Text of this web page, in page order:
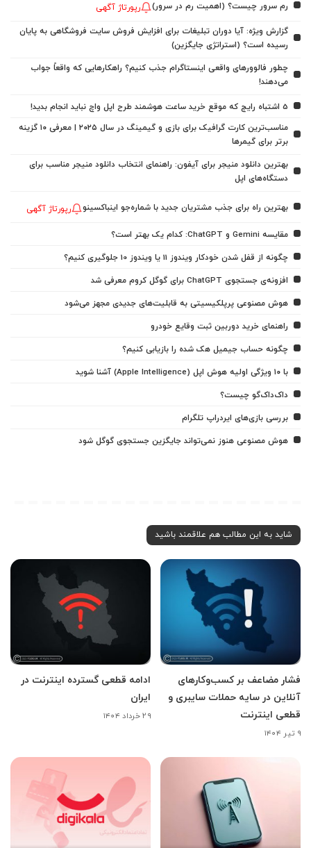
رم سرور چیست؟ (اهمیت رم در سرور) رپورتاژ آگهی
گزارش ویژه: آیا دوران تبلیغات برای افزایش فروش سایت فروشگاهی به پایان
رسیده است؟ (استراتژی جایگزین)
چطور فالوورهای واقعی اینستاگرام جذب کنیم؟ راهکارهایی که واقعاً جواب
می‌دهند!
5 اشتباه رایج که موقع خرید ساعت هوشمند طرح اپل واچ نباید انجام بدید!
مناسب‌ترین کارت گرافیک برای بازی و گیمینگ در سال ۲۰۲۵ | معرفی ۱۰ گزینه
برتر برای گیمرها
بهترین دانلود منیجر برای آیفون: راهنمای انتخاب دانلود منیجر مناسب برای
دستگاه‌های اپل
بهترین راه برای جذب مشتریان جدید با شماره‌جو اینباکسینو رپورتاژ آگهی
مقایسه Gemini و ChatGPT: کدام یک بهتر است؟
چگونه از قفل شدن خودکار ویندوز 11 یا ویندوز 10 جلوگیری کنیم؟
افزونه‌ی جستجوی ChatGPT برای گوگل کروم معرفی شد
هوش مصنوعی پرپلکیسیتی به قابلیت‌های جدیدی مجهز می‌شود
راهنمای خرید دوربین ثبت وقایع خودرو
چگونه حساب جیمیل هک شده را بازیابی کنیم؟
با ۱۰ ویژگی اولیه هوش اپل (Apple Intelligence) آشنا شوید
داک‌داک‌گو چیست؟
بررسی بازی‌های ایردراپ تلگرام
هوش مصنوعی هنوز نمی‌تواند جایگزین جستجوی گوگل شود
شاید به این مطالب هم علاقمند باشید
فشار مضاعف بر کسب‌وکارهای
آنلاین در سایه حملات سایبری و
قطعی اینترنت
۹ تیر ۱۴۰۴
ادامه قطعی گسترده اینترنت در
ایران
۲۹ خرداد ۱۴۰۴